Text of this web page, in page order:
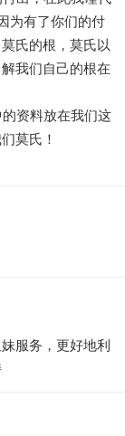
为有了你们的付
氏的根，莫氏以
我们自己的根在
资料放在我们这
莫氏！
服务，更好地利
我支持